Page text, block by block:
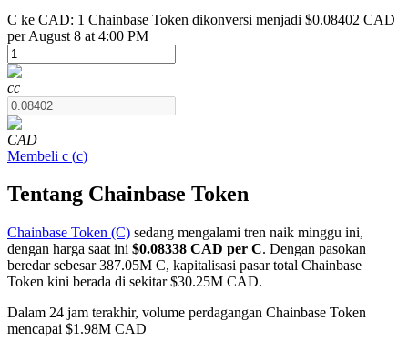
USDT Berjangka
COIN-M Berjangka
Mata Uang Kripto Berjangka
TradFi
C ke CAD: 1 Chainbase Token dikonversi menjadi $0.08402 CAD
per August 8 at 4:00 PM
cc
CAD
Membeli c (c)
Tentang Chainbase Token
Chainbase Token (C) sedang mengalami tren naik minggu ini,
dengan harga saat ini $0.08338 CAD per C. Dengan pasokan
beredar sebesar 387.05M C, kapitalisasi pasar total Chainbase
Token kini berada di sekitar $30.25M CAD.
Dalam 24 jam terakhir, volume perdagangan Chainbase Token
mencapai $1.98M CAD